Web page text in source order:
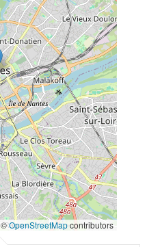
©OpenStreetMapcontributors